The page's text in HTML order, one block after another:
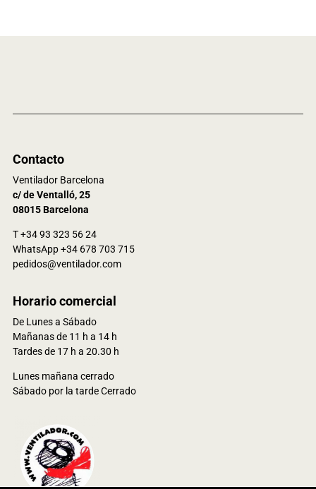
Contacto
Ventilador Barcelona
c/ de Ventalló, 25
08015 Barcelona
T +34 93 323 56 24
WhatsApp +34 678 703 715
pedidos@ventilador.com
Horario comercial
De Lunes a Sábado
Mañanas de 11 h a 14 h
Tardes de 17 h a 20.30 h
Lunes mañana cerrado
Sábado por la tarde Cerrado